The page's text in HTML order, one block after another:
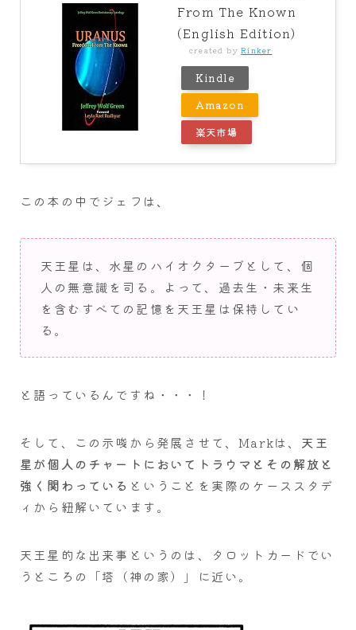
From The Known
(English Edition)
created byRinker
Kindle
Amazon
楽天市場
この本の中でジェフは、
天王星は、水星のハイオクターブとして、個
人の無意識を司る。よって、過去生・未来生
を含むすべての記憶を天王星は保持してい
る。
と語っているんですね・・・！
そして、この示唆から発展させて、Markは、 天王
星が個人のチャートにおいてトラウマとその解放と
強く関わっている ということを実際のケーススタデ
ィから紐解いています。
天王星的な出来事というのは、タロットカードでい
うところの「塔（神の家）」に近い。